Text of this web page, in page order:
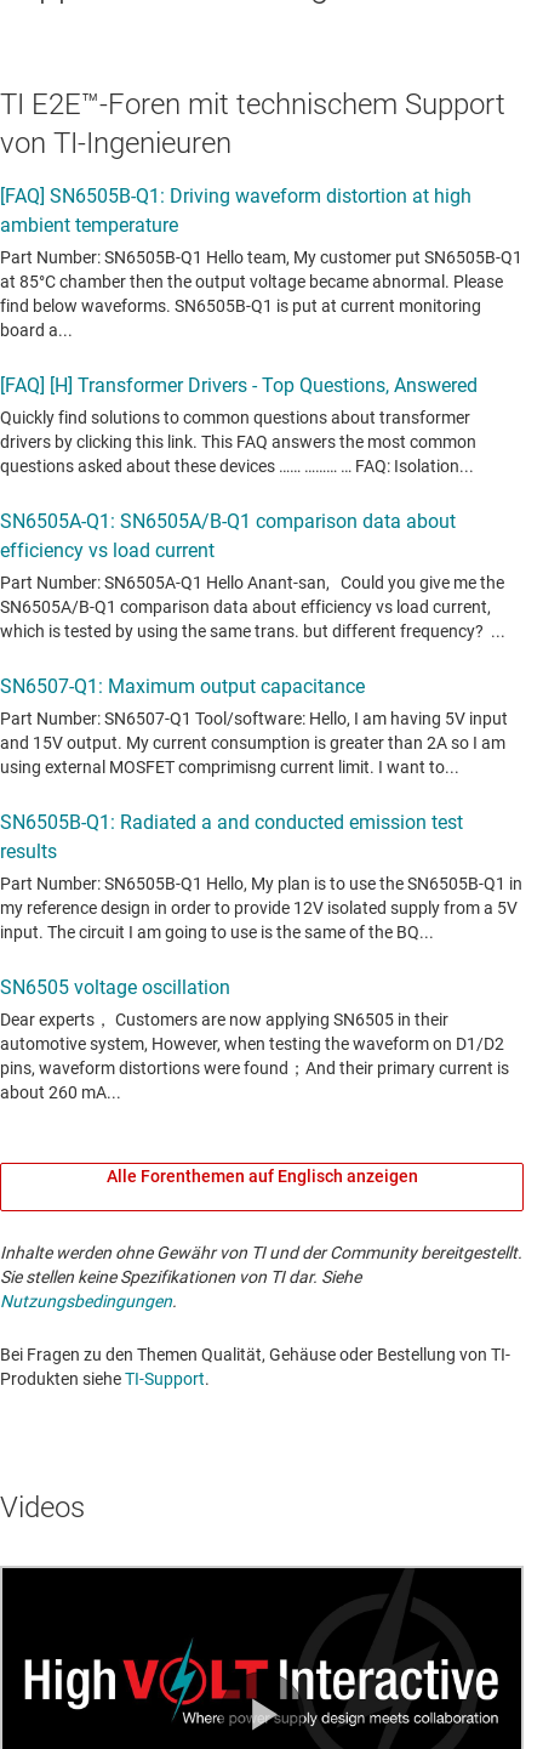
TI E2E™-Foren mit technischem Support
von TI-Ingenieuren
Alle Forenthemen auf Englisch anzeigen
Inhalte werden ohne Gewähr von TI und der Community bereitgestellt.
Sie stellen keine Spezifikationen von TI dar. Siehe
Nutzungsbedingungen.
Bei Fragen zu den Themen Qualität, Gehäuse oder Bestellung von TI-
Produkten sieheTI-Support. ​​​​​​​​​​​​​​
Videos